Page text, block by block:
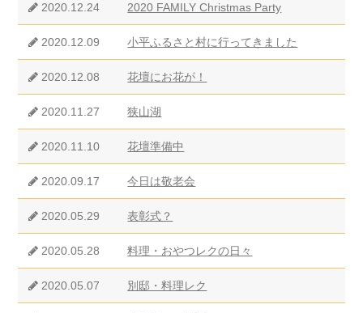
2020.12.24 2020 FAMILY Christmas Party
2020.12.09 小平ふるさと村に行ってきました
2020.12.08 花壇にお花が！
2020.11.27 狭山湖
2020.11.10 花壇準備中
2020.09.17 今日は敬老会
2020.05.29 表彰式？
2020.05.28 料理・おやつレクの日々
2020.05.07 別邸・料理レク